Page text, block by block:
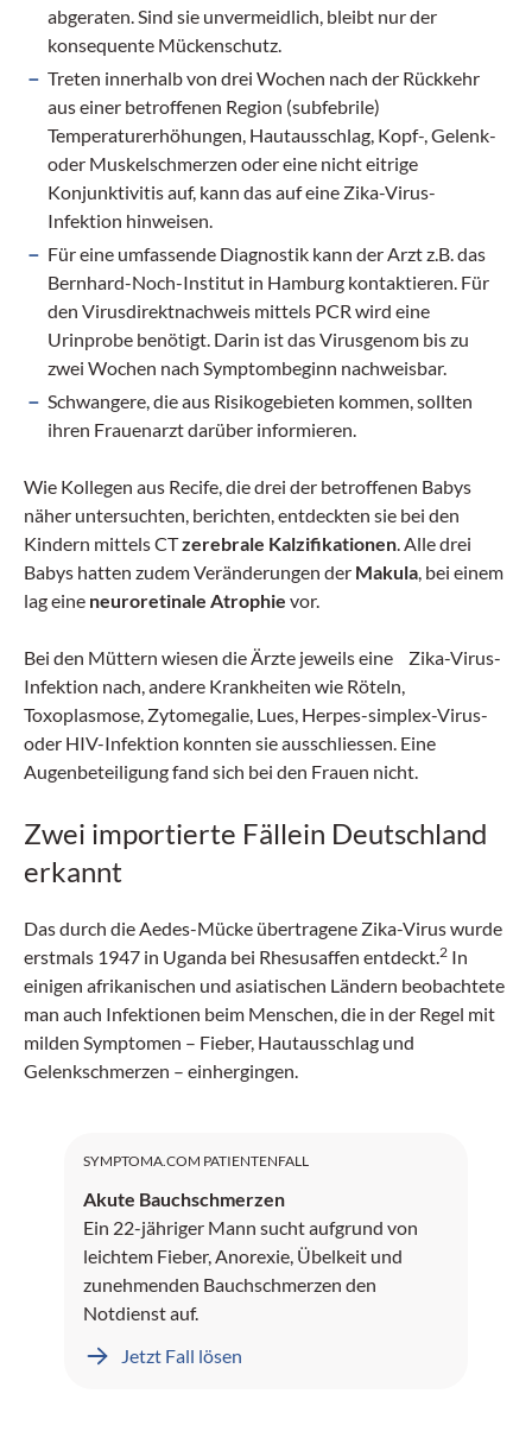
abgeraten. Sind sie unvermeidlich, bleibt nur der
konsequente Mückenschutz.
Treten innerhalb von drei Wochen nach der Rückkehr
aus einer betroffenen Region (subfebrile)
Temperaturerhöhungen, Hautausschlag, Kopf-, Gelenk-
oder Muskelschmerzen oder eine nicht eitrige
Konjunktivitis auf, kann das auf eine Zika-Virus-
Infektion hinweisen.
Für eine umfassende Diagnostik kann der Arzt z.B. das
Bernhard-Noch-Institut in Hamburg kontaktieren. Für
den Virusdirektnachweis mittels PCR wird eine
Urinprobe benötigt. Darin ist das Virusgenom bis zu
zwei Wochen nach Symptombeginn nachweisbar.
Schwangere, die aus Risikogebieten kommen, sollten
ihren Frauenarzt darüber informieren.
Wie Kollegen aus Recife, die drei der betroffenen Babys
näher untersuchten, berichten, entdeckten sie bei den
Kindern mittels CTzerebrale Kalzifikationen . Alle drei
Babys hatten zudem Veränderungen der Makula , bei einem
lag eine neuroretinale Atrophie vor.
Bei den Müttern wiesen die Ärzte jeweils eine Zika-Virus-
Infektion nach, andere Krankheiten wie Röteln,
Toxoplasmose, Zytomegalie, Lues, Herpes-simplex-Virus-
oder HIV-Infektion konnten sie ausschliessen. Eine
Augenbeteiligung fand sich bei den Frauen nicht.
Zwei importierte Fällein Deutschland
erkannt
Das durch die Aedes-Mücke übertragene Zika-Virus wurde
erstmals 1947 in Uganda bei Rhesusaffen entdeckt. 2 In
einigen afrikanischen und asiatischen Ländern beobachtete
man auch Infektionen beim Menschen, die in der Regel mit
milden Symptomen – Fieber, Hautausschlag und
Gelenkschmerzen – einhergingen.
SYMPTOMA.COM PATIENTENFALL
Akute Bauchschmerzen
Ein 22-jähriger Mann sucht aufgrund von
leichtem Fieber, Anorexie, Übelkeit und
zunehmenden Bauchschmerzen den
Notdienst auf.
Jetzt Fall lösen